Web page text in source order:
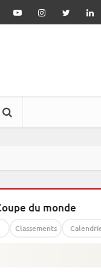
du monde
Classements